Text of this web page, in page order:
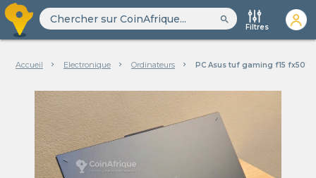
search
Filtres
Accueil Electronique Ordinateurs PC Asus tuf gaming f15 fx507vi